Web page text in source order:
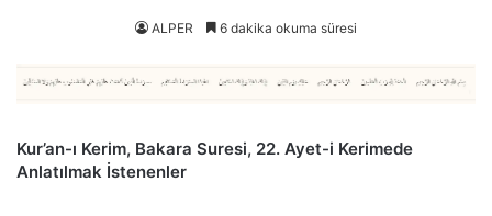
ALPER 6 dakika okuma süresi
Kur’an-ı Kerim, Bakara Suresi, 22. Ayet-i Kerimede
Anlatılmak İstenenler